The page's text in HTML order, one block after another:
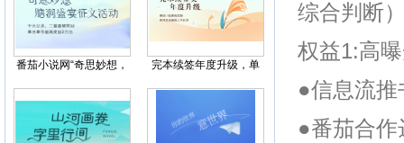
番茄小说网“奇思妙想，
完本续签年度升级，单
综合判断
权益1:高
●信息流
●番茄合